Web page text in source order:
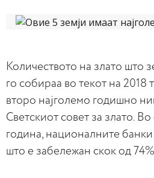
Количеството на злато што
го собираа во текот на 2018
второ најголемо годишно
Светскиот совет за злато.
година, националните банки
што е забележан скок од